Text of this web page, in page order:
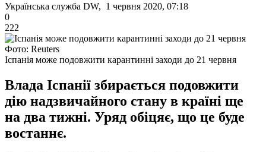
Українська служба DW, 1 червня 2020, 07:18
0
222
Фото: Reuters
Іспанія може подовжити карантинні заходи до 21 червня
Влада Іспанії збирається подовжити
дію надзвичайного стану в країні ще
на два тижні. Уряд обіцяє, що це буде
востаннє.